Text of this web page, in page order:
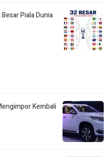
Piala Dunia
Kembali